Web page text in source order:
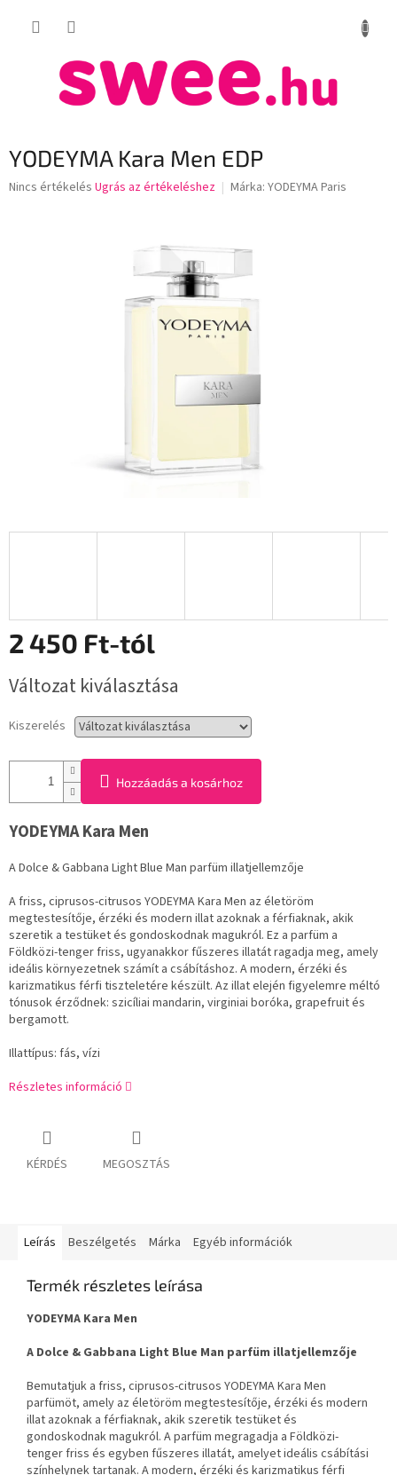
KOSÁR
YODEYMA Kara Men EDP
A
Nincs értékelés Ugrás az értékeléshez Márka: YODEYMA Paris
2 450 Ft-tól
Változat kiválasztása
Kiszerelés
Hozzáadás a kosárhoz
YODEYMA Kara Men
A Dolce & Gabbana Light Blue Man parfüm illatjellemzője
A friss, ciprusos-citrusos YODEYMA Kara Men az életöröm
megtestesítője, érzéki és modern illat azoknak a férfiaknak, akik
szeretik a testüket és gondoskodnak magukról. Ez a parfüm a
Földközi-tenger friss, ugyanakkor fűszeres illatát ragadja meg, amely
ideális környezetnek számít a csábításhoz. A modern, érzéki és
karizmatikus férfi tiszteletére készült. Az illat elején figyelemre méltó
tónusok érződnek: szicíliai mandarin, virginiai boróka, grapefruit és
bergamott.
Illattípus: fás, vízi
Részletes információ
KÉRDÉS MEGOSZTÁS
Leírás Beszélgetés Márka Egyéb információk
Termék részletes leírása
YODEYMA Kara Men
A Dolce & Gabbana Light Blue Man parfüm illatjellemzője
Bemutatjuk a friss, ciprusos-citrusos YODEYMA Kara Men
parfümöt, amely az életöröm megtestesítője, érzéki és modern
illat azoknak a férfiaknak, akik szeretik testüket és
gondoskodnak magukról. A parfüm megragadja a Földközi-
tenger friss és egyben fűszeres illatát, amelyet ideális csábítási
színhelynek tartanak. A modern, érzéki és karizmatikus férfi